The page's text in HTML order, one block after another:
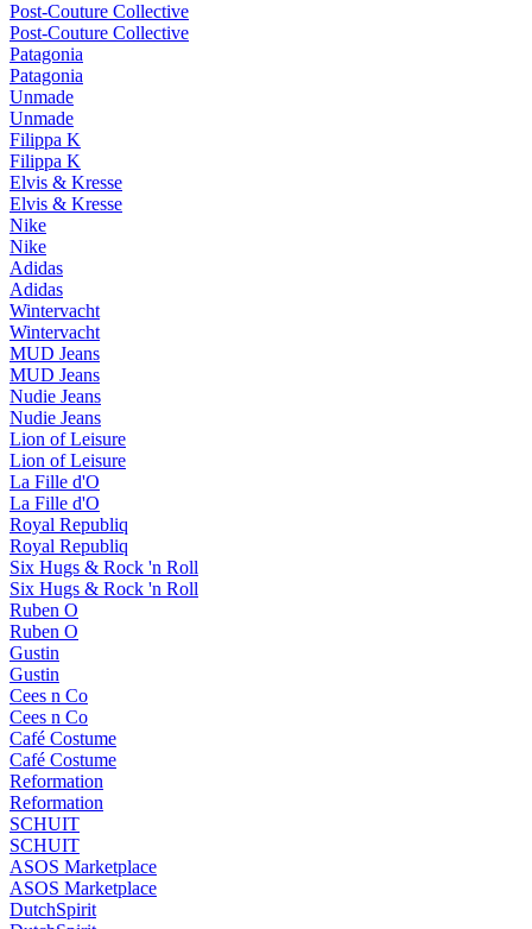
Post-Couture Collective
Post-Couture Collective
Patagonia
Patagonia
Unmade
Unmade
Filippa K
Filippa K
Elvis & Kresse
Elvis & Kresse
Nike
Nike
Adidas
Adidas
Wintervacht
Wintervacht
MUD Jeans
MUD Jeans
Nudie Jeans
Nudie Jeans
Lion of Leisure
Lion of Leisure
La Fille d'O
La Fille d'O
Royal Republiq
Royal Republiq
Six Hugs & Rock 'n Roll
Six Hugs & Rock 'n Roll
Ruben O
Ruben O
Gustin
Gustin
Cees n Co
Cees n Co
Café Costume
Café Costume
Reformation
Reformation
SCHUIT
SCHUIT
ASOS Marketplace
ASOS Marketplace
DutchSpirit